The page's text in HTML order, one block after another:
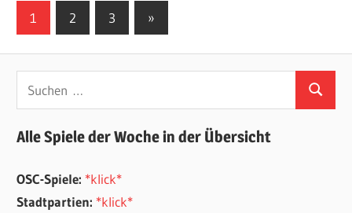
Seitennummerierung
Beiträge
1 2 3
Nächste
Beiträge
»
Suchen
Alle Spiele der Woche in der Übersicht
OSC-Spiele: *klick*
Stadtpartien: *klick*